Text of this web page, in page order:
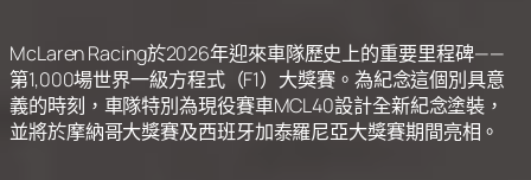
McLaren Racing於2026年迎來車隊歷史上的重要里程碑——
第1,000場世界一級方程式（F1）大獎賽。為紀念這個別具意
義的時刻，車隊特別為現役賽車MCL40設計全新紀念塗裝，
並將於摩納哥大獎賽及西班牙加泰羅尼亞大獎賽期間亮相。